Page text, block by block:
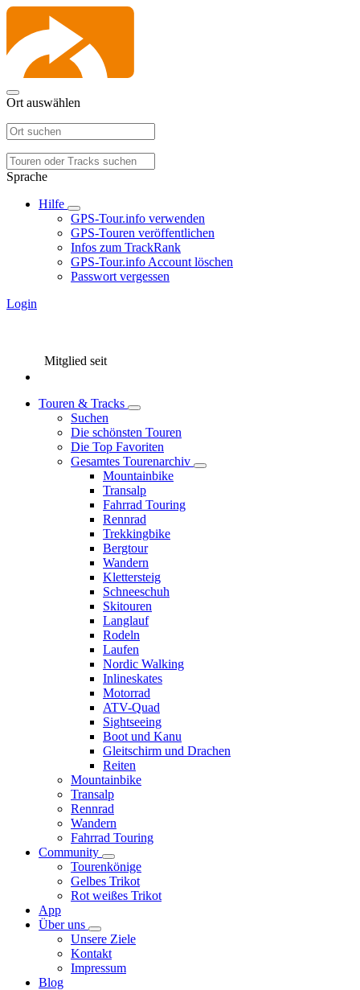
Ort auswählen
Sprache
Hilfe
GPS-Tour.info verwenden
GPS-Touren veröffentlichen
Infos zum TrackRank
GPS-Tour.info Account löschen
Passwort vergessen
Login
Mitglied seit
Touren & Tracks
Suchen
Die schönsten Touren
Die Top Favoriten
Gesamtes Tourenarchiv
Mountainbike
Transalp
Fahrrad Touring
Rennrad
Trekkingbike
Bergtour
Wandern
Klettersteig
Schneeschuh
Skitouren
Langlauf
Rodeln
Laufen
Nordic Walking
Inlineskates
Motorrad
ATV-Quad
Sightseeing
Boot und Kanu
Gleitschirm und Drachen
Reiten
Mountainbike
Transalp
Rennrad
Wandern
Fahrrad Touring
Community
Tourenkönige
Gelbes Trikot
Rot weißes Trikot
App
Über uns
Unsere Ziele
Kontakt
Impressum
Blog